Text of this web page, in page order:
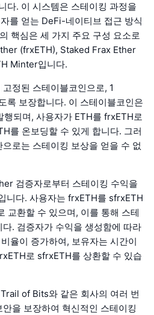
다. 이 시스템은 스테이킹 과정을
를 얻는 DeFi-네이티브 접근 방식
핵심은 세 가지 주요 구성 요소로
(frxETH), Staked Frax Ether
Minter입니다.
정된 스테이블코인으로, 1
록 보장합니다. 이 스테이블코인은
되며, 사용자가 ETH를 frxETH로
를 온보딩할 수 있게 합니다. 그러
로는 스테이킹 보상을 얻을 수 없
검증자로부터 스테이킹 수익을
니다. 사용자는 frxETH를 sfrxETH
교환할 수 있으며, 이를 통해 스테
. 검증자가 수익을 생성함에 따라
율이 증가하여, 보유자는 시간이
로 sfrxETH를 상환할 수 있습
of Bits와 같은 회사의 여러 번
을 보장하여 혁신적인 스테이킹